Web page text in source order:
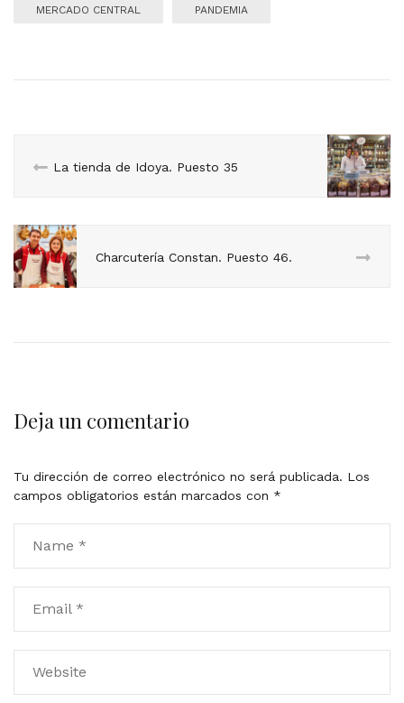
MERCADO CENTRAL PANDEMIA
La tienda de Idoya. Puesto 35
Charcutería Constan. Puesto 46.
Deja un comentario
Tu dirección de correo electrónico no será publicada. Los
campos obligatorios están marcados con *